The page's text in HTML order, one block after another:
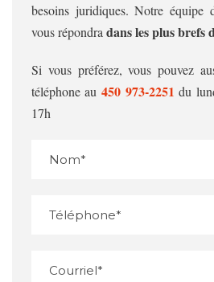
besoins juridiques. Notre équipe
vous répondra dans les plus brefs
Si vous préférez, vous pouvez
téléphone au 450 973‑2251 du
17h